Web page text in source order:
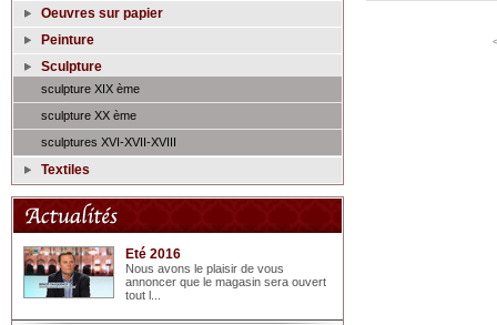
Oeuvres sur papier
Peinture
Sculpture
sculpture XIX ème
sculpture XX ème
sculptures XVI-XVII-XVIII
Textiles
Eté 2016
Nous avons le plaisir de vous
annoncer que le magasin sera ouvert
tout l...